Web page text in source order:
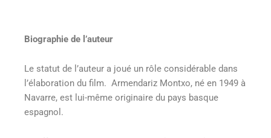
Biographie de l’auteur
Le statut de l’auteur a joué un rôle considérable dans
l’élaboration du film. Armendariz Montxo, né en 1949 à
Navarre, est lui-même originaire du pays basque
espagnol.